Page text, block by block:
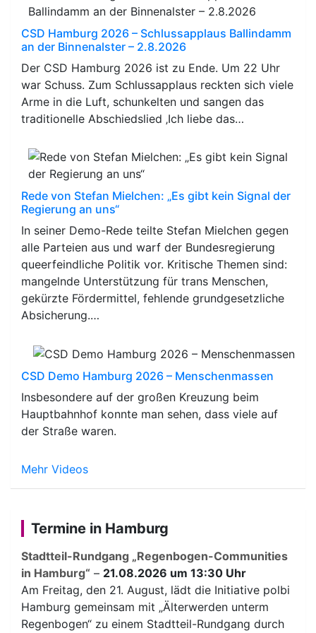
CSD Hamburg 2026 – Schlussapplaus Ballindamm
an der Binnenalster – 2.8.2026
Der CSD Hamburg 2026 ist zu Ende. Um 22 Uhr
war Schuss. Zum Schlussapplaus reckten sich viele
Arme in die Luft, schunkelten und sangen das
traditionelle Abschiedslied ‚Ich liebe das…
Rede von Stefan Mielchen: „Es gibt kein Signal der
Regierung an uns“
In seiner Demo-Rede teilte Stefan Mielchen gegen
alle Parteien aus und warf der Bundesregierung
queerfeindliche Politik vor. Kritische Themen sind:
mangelnde Unterstützung für trans Menschen,
gekürzte Fördermittel, fehlende grundgesetzliche
Absicherung.…
CSD Demo Hamburg 2026 – Menschenmassen
Insbesondere auf der großen Kreuzung beim
Hauptbahnhof konnte man sehen, dass viele auf
der Straße waren.
Mehr Videos
Termine in Hamburg
Stadtteil-Rundgang „Regenbogen-Communities
in Hamburg“ – 21.08.2026 um 13:30 Uhr
Am Freitag, den 21. August, lädt die Initiative polbi
Hamburg gemeinsam mit „Älterwerden unterm
Regenbogen“ zu einem Stadtteil-Rundgang durch